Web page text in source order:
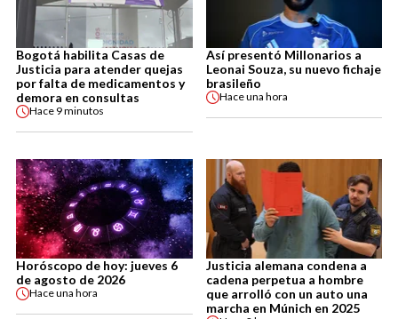
Bogotá habilita Casas de
Justicia para atender quejas
por falta de medicamentos y
demora en consultas
Hace 9 minutos
Así presentó Millonarios a
Leonai Souza, su nuevo fichaje
brasileño
Haceuna hora
Horóscopo de hoy: jueves 6
de agosto de 2026
Haceuna hora
Justicia alemana condena a
cadena perpetua a hombre
que arrolló con un auto una
marcha en Múnich en 2025